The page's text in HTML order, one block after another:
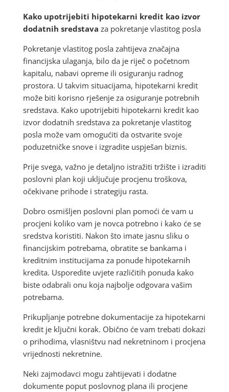
Kako upotrijebiti hipotekarni kredit kao izvor
dodatnih sredstava za pokretanje vlastitog posla
Pokretanje vlastitog posla zahtijeva značajna
financijska ulaganja, bilo da je riječ o početnom
kapitalu, nabavi opreme ili osiguranju radnog
prostora. U takvim situacijama, hipotekarni kredit
može biti korisno rješenje za osiguranje potrebnih
sredstava. Kako upotrijebiti hipotekarni kredit kao
izvor dodatnih sredstava za pokretanje vlastitog
posla može vam omogućiti da ostvarite svoje
poduzetničke snove i izgradite uspješan biznis.
Prije svega, važno je detaljno istražiti tržište i izraditi
poslovni plan koji uključuje procjenu troškova,
očekivane prihode i strategiju rasta.
Dobro osmišljen poslovni plan pomoći će vam u
procjeni koliko vam je novca potrebno i kako će se
sredstva koristiti. Nakon što imate jasnu sliku o
financijskim potrebama, obratite se bankama i
kreditnim institucijama za ponude hipotekarnih
kredita. Usporedite uvjete različitih ponuda kako
biste odabrali onu koja najbolje odgovara vašim
potrebama.
Prikupljanje potrebne dokumentacije za hipotekarni
kredit je ključni korak. Obično će vam trebati dokazi
o prihodima, vlasništvu nad nekretninom i procjena
vrijednosti nekretnine.
Neki zajmodavci mogu zahtijevati i dodatne
dokumente poput poslovnog plana ili procjene